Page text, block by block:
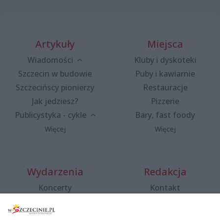
Artykuły
Wiadomości
Szczecin w budowie
Szczecińscy pionierzy
Jak jedziesz?
Publicystyka - cykle
Więcej
Miejsca
Kluby i dyskoteki
Puby i kawiarnie
Restauracje
Pizzerie
Bary, fast foody
Więcej
Wydarzenia
Koncerty
Spacery i oprowadzania
Redakcja
Kontakt